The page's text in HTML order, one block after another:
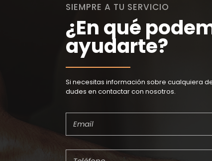
SIEMPRE A TU SERVICIO
¿En qué
ayudarte?
Si necesitas información sobre cualquiera
dudes en contactar con nosotros.